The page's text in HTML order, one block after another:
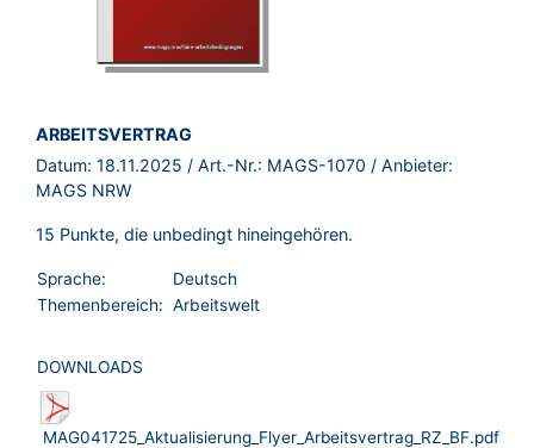
BROSCHÜRE:
ARBEITSVERTRAG
Datum: 18.11.2025 / Art.-Nr.: MAGS-1070 / Anbieter:
MAGS NRW
15 Punkte, die unbedingt hineingehören.
Sprache:
Deutsch
Themenbereich: Arbeitswelt
DOWNLOADS
MAG041725_Aktualisierung_Flyer_Arbeitsvertrag_RZ_BF.pdf